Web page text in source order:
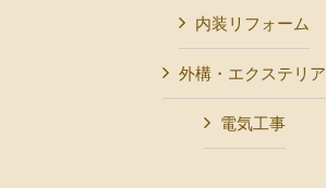
内装リフォーム
外構・エクステリア
電気工事